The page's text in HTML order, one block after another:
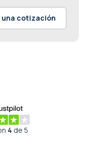
una cotización
4 de 5